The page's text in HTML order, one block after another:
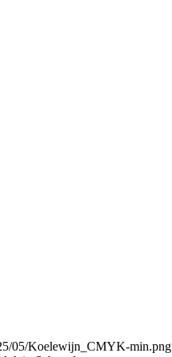
05/Koelewijn_CMYK-min.png